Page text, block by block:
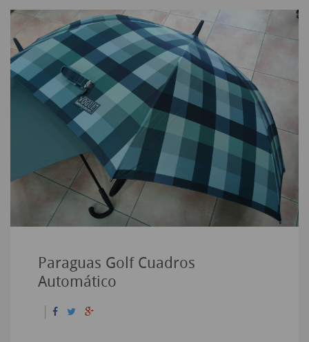
Paraguas Golf Cuadros
Automático